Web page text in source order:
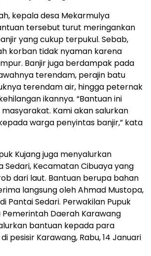
kepala desa Mekarmulya
tersebut turut meringankan
yang cukup terpukul. Sebab,
korban tidak nyaman karena
Banjir juga berdampak pada
terendam, perajin batu
terendam air, hingga peternak
ikannya. “Bantuan ini
Kami akan salurkan
warga penyintas banjir,” kata
Kujang juga menyalurkan
Sedari, Kecamatan Cibuaya yang
dari laut. Bantuan berupa bahan
langsung oleh Ahmad Mustopa,
Pantai Sedari. Perwakilan Pupuk
Pemerintah Daerah Karawang
bantuan kepada para
pesisir Karawang, Rabu, 14 Januari